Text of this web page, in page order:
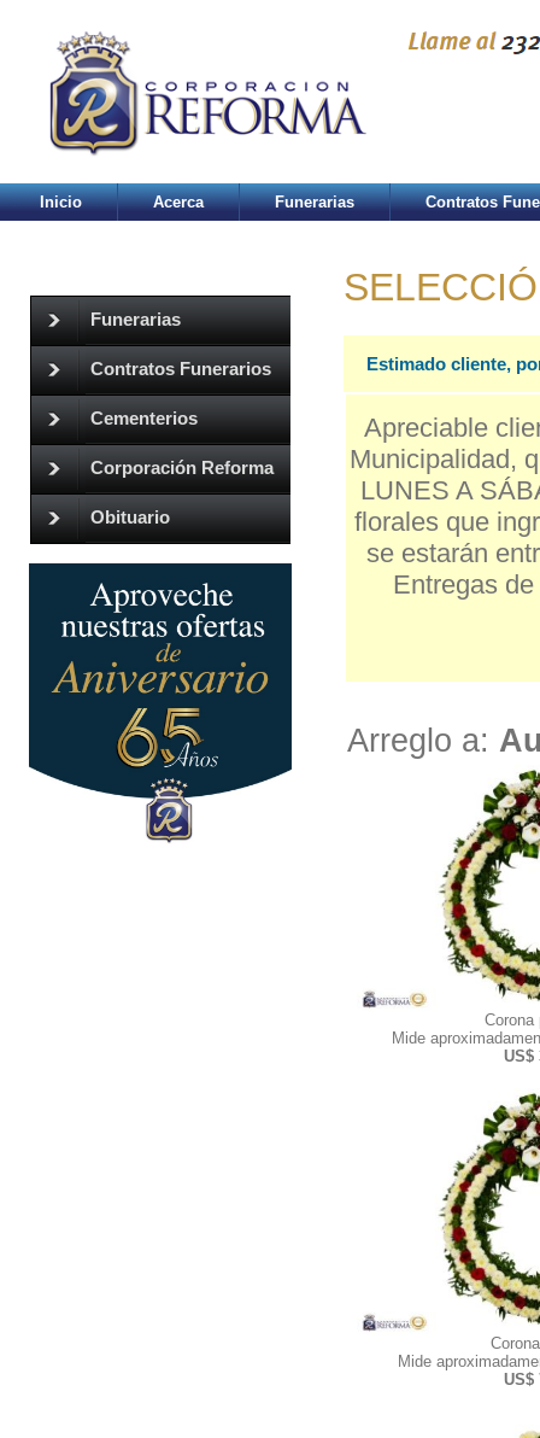
Inicio Acerca Funerarias Contratos
Funerarias
Contratos Funerarios
Cementerios
Corporación Reforma
Obituario
Estimado cliente,
Apreciable
Municipalidad,
LUNES A
florales que
se estarán
Entregas
Arreglo a:
Corona
Mide
US$
Mide
US$